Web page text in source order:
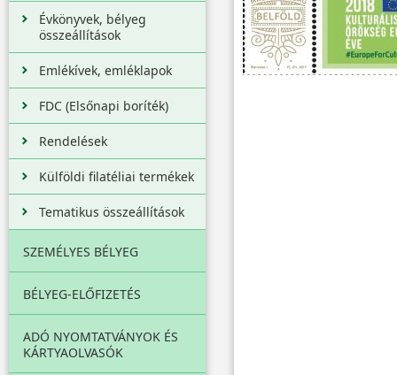
Évkönyvek, bélyeg
összeállítások
Emlékívek, emléklapok
FDC (Elsőnapi boríték)
Rendelések
Külföldi filatéliai termékek
Tematikus összeállítások
SZEMÉLYES BÉLYEG
BÉLYEG-ELŐFIZETÉS
ADÓ NYOMTATVÁNYOK ÉS
KÁRTYAOLVASÓK